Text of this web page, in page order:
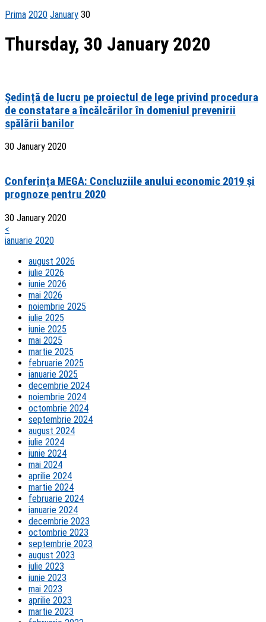
Prima 2020 January 30
Thursday, 30 January 2020
Ședință de lucru pe proiectul de lege privind procedura
de constatare a încălcărilor în domeniul prevenirii
spălării banilor
30 January 2020
Conferința MEGA: Concluziile anului economic 2019 și
prognoze pentru 2020
30 January 2020
<
ianuarie 2020
august 2026
iulie 2026
iunie 2026
mai 2026
noiembrie 2025
iulie 2025
iunie 2025
mai 2025
martie 2025
februarie 2025
ianuarie 2025
decembrie 2024
noiembrie 2024
octombrie 2024
septembrie 2024
august 2024
iulie 2024
iunie 2024
mai 2024
aprilie 2024
martie 2024
februarie 2024
ianuarie 2024
decembrie 2023
octombrie 2023
septembrie 2023
august 2023
iulie 2023
iunie 2023
mai 2023
aprilie 2023
martie 2023